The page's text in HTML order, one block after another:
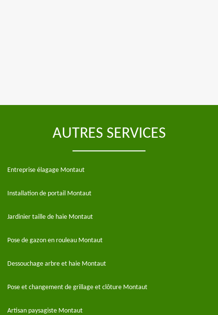
AUTRES SERVICES
Entreprise élagage Montaut
Installation de portail Montaut
Jardinier taille de haie Montaut
Pose de gazon en rouleau Montaut
Dessouchage arbre et haie Montaut
Pose et changement de grillage et clôture Montaut
Artisan paysagiste Montaut